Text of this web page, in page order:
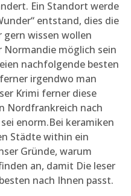
Ein Standort werde
entstand, dies die
wissen wollen
Normandie möglich sein
nachfolgende besten
irgendwo man
Krimi ferner diese
Nordfrankreich nach
enorm.Bei keramiken
Städte within ein
Gründe, warum
an, damit Die leser
nach Ihnen passt.